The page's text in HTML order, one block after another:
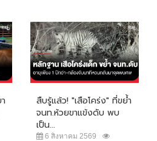
สืบรู้แล้ว! "เสือโคร่ง" ที่ขย้ำ
จนท.ห้วยขาแข้งดับ พบ
เป็น...
6 สิงหาคม 2569